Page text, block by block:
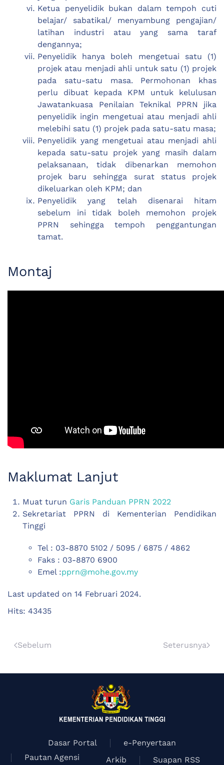
Ketua penyelidik bukan dalam tempoh cuti
belajar/ sabatikal/ menyambung pengajian/
latihan industri atau yang sama taraf
dengannya;
Penyelidik hanya boleh mengetuai satu (1)
projek atau menjadi ahli untuk satu (1) projek
pada satu-satu masa. Permohonan khas
perlu dibuat kepada KPM untuk kelulusan
Jawatankuasa Penilaian Teknikal PPRN jika
penyelidik ingin mengetuai atau menjadi ahli
melebihi satu (1) projek pada satu-satu masa;
Penyelidik yang mengetuai atau menjadi ahli
kepada satu-satu projek yang masih dalam
pelaksanaan, tidak dibenarkan memohon
projek baru sehingga surat status projek
dikeluarkan oleh KPM; dan
Penyelidik yang telah disenarai hitam
sebelum ini tidak boleh memohon projek
PPRN sehingga tempoh penggantungan
tamat.
Montaj
Maklumat Lanjut
Muat turun Garis Panduan PPRN 2022
Sekretariat PPRN di Kementerian Pendidikan
Tinggi
Tel : 03-8870 5102 / 5095 / 6875 / 4862
Faks : 03-8870 6900
Emel :pprn@mohe.gov.my
Last updated on 14 Februari 2024.
Hits: 43435
Sebelum Seterusnya
Dasar Portal
e-Penyertaan
Pautan Agensi
Arkib Suapan RSS